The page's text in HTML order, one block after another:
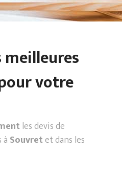
meilleures
votre
les devis de
Souvretet dans les